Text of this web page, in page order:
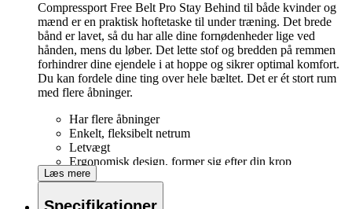
Compressport Free Belt Pro Stay Behind til både kvinder og
mænd er en praktisk hoftetaske til under træning. Det brede
bånd er lavet, så du har alle dine fornødenheder lige ved
hånden, mens du løber. Det lette stof og bredden på remmen
forhindrer dine ejendele i at hoppe og sikrer optimal komfort.
Du kan fordele dine ting over hele bæltet. Det er ét stort rum
med flere åbninger.
Har flere åbninger
Enkelt, fleksibelt netrum
Letvægt
Ergonomisk design, former sig efter din krop
Velegnet til blandt andet telefon og drikkedunk
Med løkker til vandrestave
Læs mere